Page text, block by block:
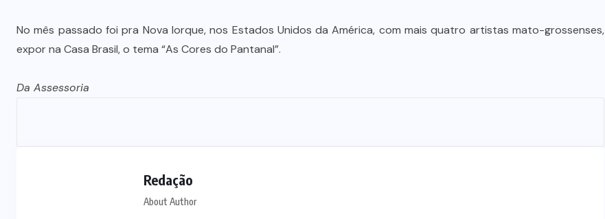
No mês passado foi pra Nova Iorque, nos Estados Unidos da América, com mais quatro artistas mato-grossenses,
expor na Casa Brasil, o tema “As Cores do Pantanal”.
Da Assessoria
Redação
About Author